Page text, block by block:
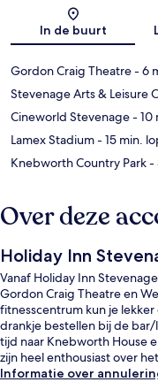
In de buurt
Gordon Craig Theatre- 6
Stevenage Arts & Leisure
Cineworld Stevenage- 10
Lamex Stadium- 15 min.
Knebworth Country Park-
Over deze
Holiday Inn
Vanaf Holiday Inn
Gordon Craig Theatre en
fitnesscentrum kun je
drankje bestellen bij de
tijd naar Knebworth House
zijn heel enthousiast over
Informatie over